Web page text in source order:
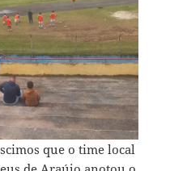
que o time local